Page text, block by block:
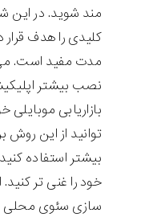
مند شوید. در این
کلیدی را هدف
نصب بیشتر
بازاریابی
توانید از این
بیشتر استفاده
سازی سئوی محلی